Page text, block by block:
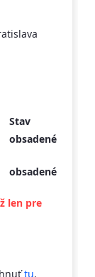
Stav
obsadené
obsadené
len pre
tu.